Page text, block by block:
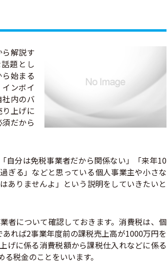
解説す
題とし
始まる
ンボイ
内のバ
上げに
だから
自分は免税事業者だから関係ない」「来年10
ぎる」などと思っている個人事業主や小さな
ありませんよ」という説明をしていきたいと
者について確認しておきます。消費税は、個
れば2事業年度前の課税売上高が1000万円を
げに係る消費税額から課税仕入れなどに係る
税金のことをいいます。